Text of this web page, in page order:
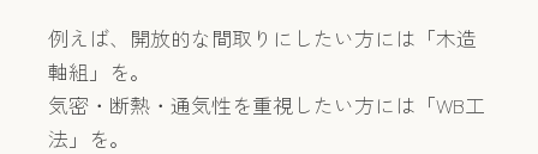
例えば、開放的な間取りにしたい方には「木造
軸組」を。
気密・断熱・通気性を重視したい方には「WB工
法」を。